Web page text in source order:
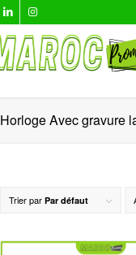
Horloge Avec gravure
Trier parPar défaut